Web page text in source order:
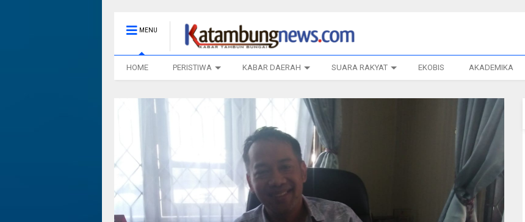
MENU
HOME PERISTIWA KABAR DAERAH SUARA RAKYAT EKOBIS AKADEMIKA